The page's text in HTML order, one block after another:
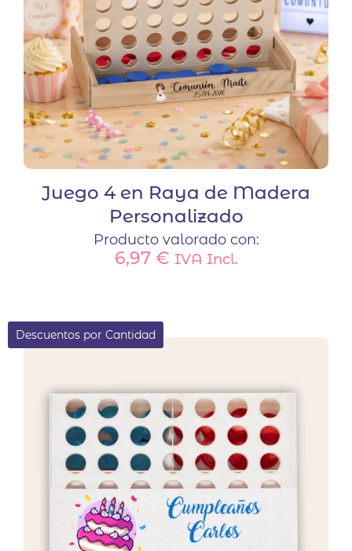
Juego 4 en Raya de Madera
Personalizado
Producto valorado con:
6,97 € IVA Incl.
Descuentos por Cantidad